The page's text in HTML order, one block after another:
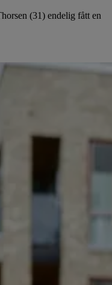
(31) endelig fått en